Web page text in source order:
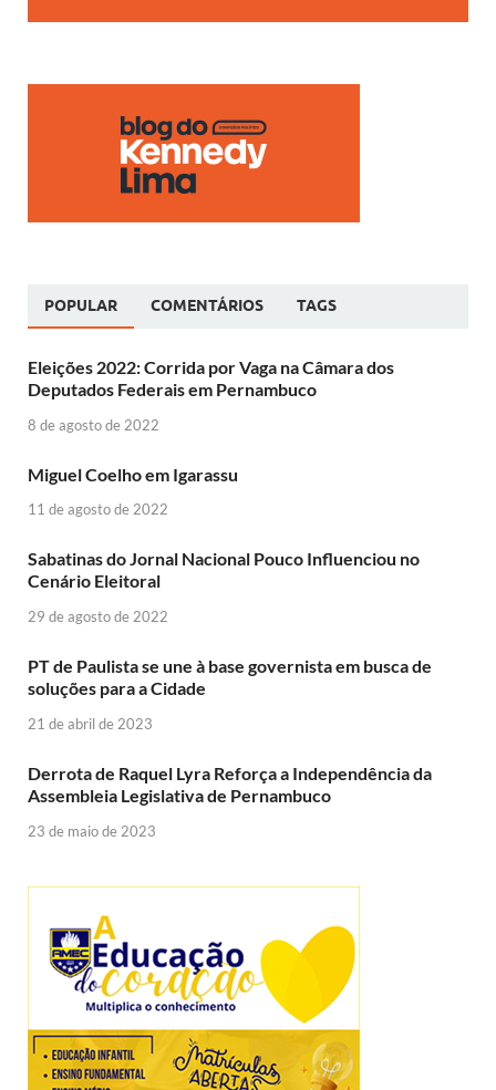
POPULAR COMENTÁRIOS TAGS
Eleições 2022: Corrida por Vaga na Câmara dos
Deputados Federais em Pernambuco
8 de agosto de 2022
Miguel Coelho em Igarassu
11 de agosto de 2022
Sabatinas do Jornal Nacional Pouco Influenciou no
Cenário Eleitoral
29 de agosto de 2022
PT de Paulista se une à base governista em busca de
soluções para a Cidade
21 de abril de 2023
Derrota de Raquel Lyra Reforça a Independência da
Assembleia Legislativa de Pernambuco
23 de maio de 2023